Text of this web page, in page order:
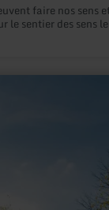
faire nos sens
le sentier des sens le